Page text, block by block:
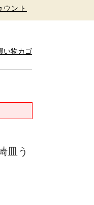
ウント
い物カゴ
皿う